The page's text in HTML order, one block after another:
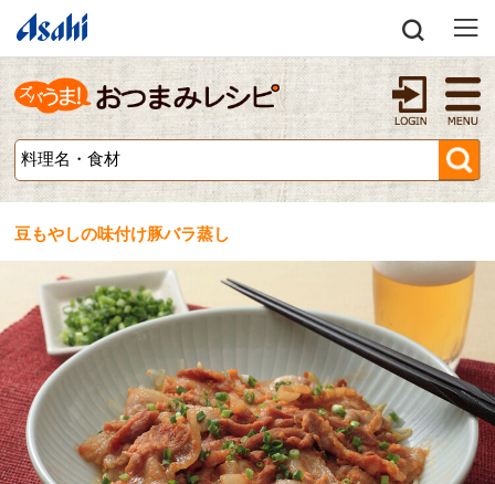
豆もやしの味付け豚バラ蒸し